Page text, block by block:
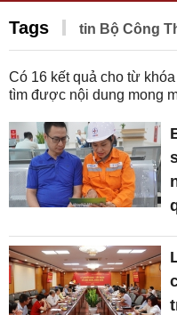
Tags tin Bộ Công
Có 16 kết quả cho từ
tìm được nội dung mong